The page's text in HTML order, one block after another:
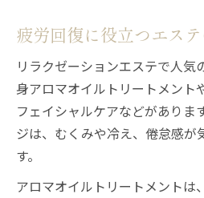
疲労回復に役立つエス
リラクゼーションエステで人気
身アロマオイルトリートメント
フェイシャルケアなどがありま
ジは、むくみや冷え、倦怠感が
す。
アロマオイルトリートメントは